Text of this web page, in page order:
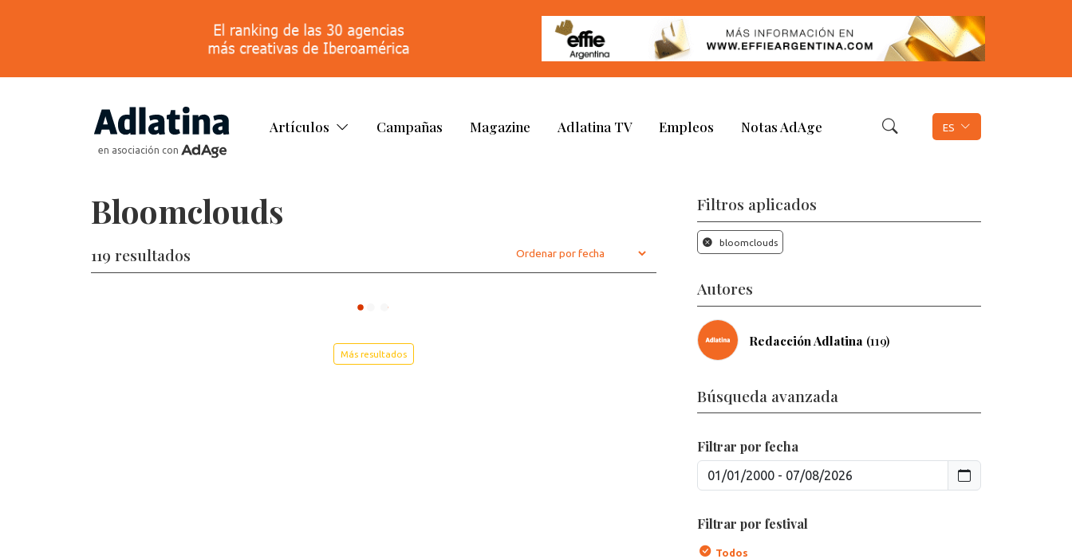
en asociación con
Artículos Campañas Magazine Adlatina TV Empleos Notas AdAge ES
Bloomclouds
119 resultados
Más resultados
Filtros aplicados
bloomclouds
Autores
Redacción Adlatina (119)
Búsqueda avanzada
Filtrar por fecha
Filtrar por festival
Todos